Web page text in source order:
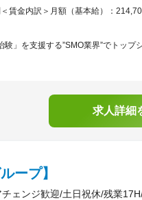
賃金内訳＞月額（基本給）：
」を支援する”SMO業界”でトップ
求人詳細
ープ】
ェンジ歓迎/土日祝休/残業